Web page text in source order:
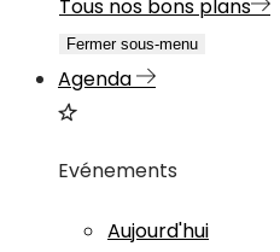
Tous nos bons plans
Fermer sous-menu
Agenda
Evénements
Aujourd'hui